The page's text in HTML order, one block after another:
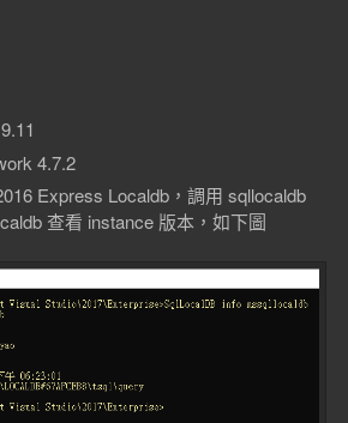
4.7.2
Express Localdb，調用 sqllocaldb
查看 instance 版本，如下圖